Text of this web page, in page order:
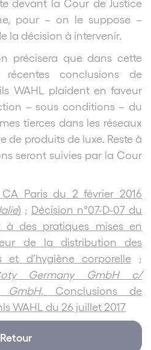
devant la Cour de Justice
pour – on le suppose –
la décision à intervenir.
précisera que dans cette
conclusions de
WAHL plaident en faveur
– sous conditions – du
tierces dans les réseaux
de produits de luxe. Reste à
seront suivies par la Cour
CA Paris du 2 février 2016
) ; Décision n°07-D-07 du
à des pratiques mises en
de la distribution des
et d’hygiène corporelle ;
Germany GmbH c/
GmbH, Conclusions de
WAHL du 26 juillet 2017
Retour